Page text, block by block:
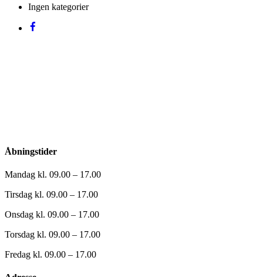
Ingen kategorier
Åbningstider
Mandag kl. 09.00 – 17.00
Tirsdag kl. 09.00 – 17.00
Onsdag kl. 09.00 – 17.00
Torsdag kl. 09.00 – 17.00
Fredag kl. 09.00 – 17.00